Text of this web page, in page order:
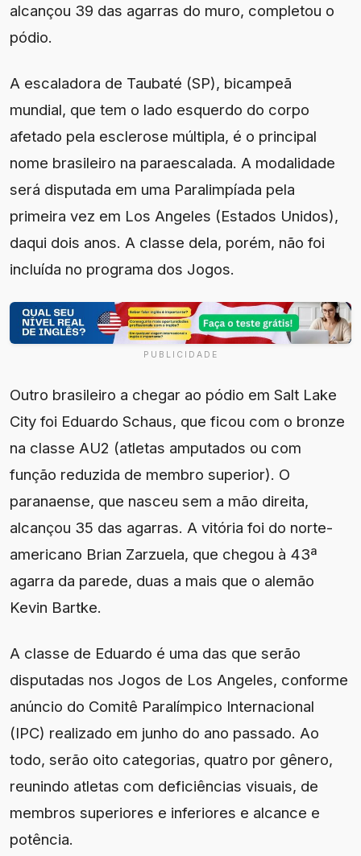
alcançou 39 das agarras do muro, completou o
pódio.
A escaladora de Taubaté (SP), bicampeã
mundial, que tem o lado esquerdo do corpo
afetado pela esclerose múltipla, é o principal
nome brasileiro na paraescalada. A modalidade
será disputada em uma Paralimpíada pela
primeira vez em Los Angeles (Estados Unidos),
daqui dois anos. A classe dela, porém, não foi
incluída no programa dos Jogos.
PUBLICIDADE
Outro brasileiro a chegar ao pódio em Salt Lake
City foi Eduardo Schaus, que ficou com o bronze
na classe AU2 (atletas amputados ou com
função reduzida de membro superior). O
paranaense, que nasceu sem a mão direita,
alcançou 35 das agarras. A vitória foi do norte-
americano Brian Zarzuela, que chegou à 43ª
agarra da parede, duas a mais que o alemão
Kevin Bartke.
A classe de Eduardo é uma das que serão
disputadas nos Jogos de Los Angeles, conforme
anúncio do Comitê Paralímpico Internacional
(IPC) realizado em junho do ano passado. Ao
todo, serão oito categorias, quatro por gênero,
reunindo atletas com deficiências visuais, de
membros superiores e inferiores e alcance e
potência.